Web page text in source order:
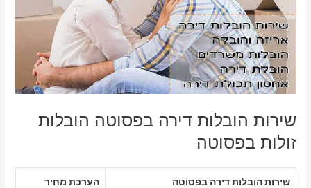
שירות הובלות דירה בפסוטה הובלות
זולות בפסוטה
שירות הובלות דירה בפסוטה הערכת מחיר